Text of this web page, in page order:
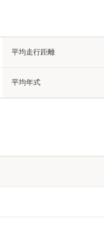
平均走行距離
平均年式